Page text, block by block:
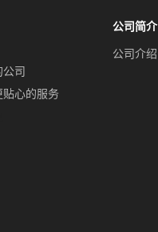
司
贴心的服务
公司简介
公司介绍